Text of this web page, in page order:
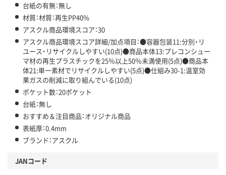
台紙の有無：無し
材質：材質：再生PP40%
アスクル商品環境スコア：30
アスクル商品環境スコア詳細/加点項目：●容器包装11:分別・リ
ユース・リサイクルしやすい(10点)●商品本体13:プレコンシュー
マ材の再生プラスチックを25％以上50％未満使用(5点)●商品本
体21:単一素材でリサイクルしやすい(5点)●仕組み30-1:温室効
果ガスの削減に取り組んでいる(10点)
ポケット数：20ポケット
台紙：無し
おすすめ＆注目商品：オリジナル商品
表紙厚：0.4mm
ブランド：アスクル
JANコード